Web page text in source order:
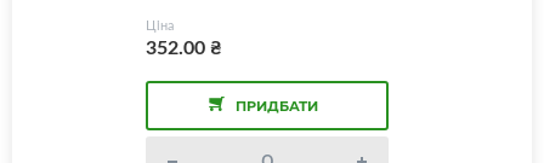
Ціна
352.00₴
ПРИДБАТИ